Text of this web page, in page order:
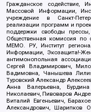
Гражданское содействие,
Массовой Информации,
учреждение в Санкт-
реализации программ и
поддержки свободы
Общественная комиссия по
МЕМО. РУ, Институт
Информации, Экозащита!-
антимонопольная
Сергей Владимирович,
Вадимовна, Чанышева
Туровский Александр
Анна Валерьевна,
Николаевич, Пивоваров
Виталий Евгеньевич,
Александрович, Шарипков